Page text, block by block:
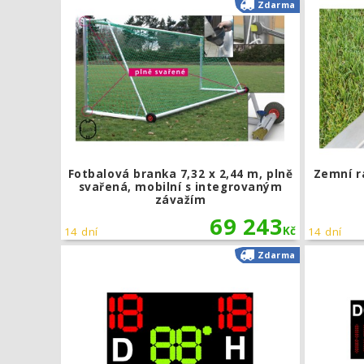
Fotbalová branka 7,32 x 2,44 m, plně
svařená, mobilní s integrovaným
závažím
69 243Kč
14 dní
Zdarma
Zemní
14 dní
Zdarma Světelná